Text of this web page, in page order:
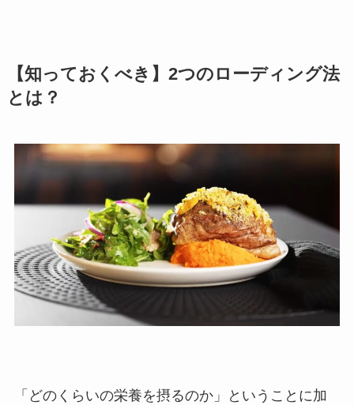
【知っておくべき】2つのローディング法
とは？
「どのくらいの栄養を摂るのか」ということに加